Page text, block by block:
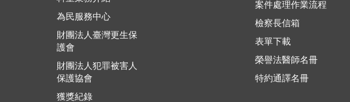
為民服務中心
財團法人臺灣更生保
護會
財團法人犯罪被害人
保護協會
獲獎紀錄
案件處理作業流程
檢察長信箱
表單下載
榮譽法醫師名冊
特約通譯名冊